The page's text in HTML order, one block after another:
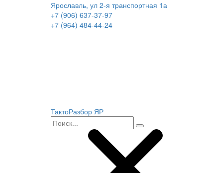
Ярославль, ул 2-я транспортная 1а
+7 (906) 637-37-97
+7 (964) 484-44-24
ТактоРазбор ЯР